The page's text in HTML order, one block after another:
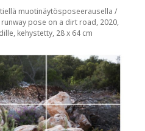
muotinäytösposeerausella /
pose on a dirt road, 2020,
kehystetty, 28 x 64 cm